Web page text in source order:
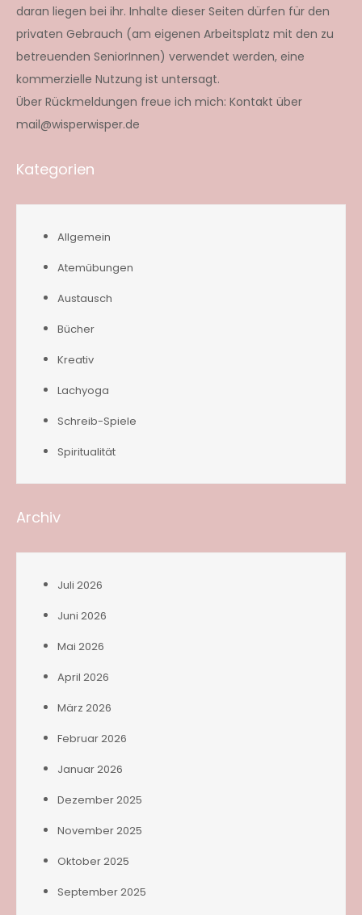
daran liegen bei ihr. Inhalte dieser Seiten dürfen für den
privaten Gebrauch (am eigenen Arbeitsplatz mit den zu
betreuenden SeniorInnen) verwendet werden, eine
kommerzielle Nutzung ist untersagt.
Über Rückmeldungen freue ich mich: Kontakt über
mail@wisperwisper.de
Kategorien
Allgemein
Atemübungen
Austausch
Bücher
Kreativ
Lachyoga
Schreib-Spiele
Spiritualität
Archiv
Juli 2026
Juni 2026
Mai 2026
April 2026
März 2026
Februar 2026
Januar 2026
Dezember 2025
November 2025
Oktober 2025
September 2025